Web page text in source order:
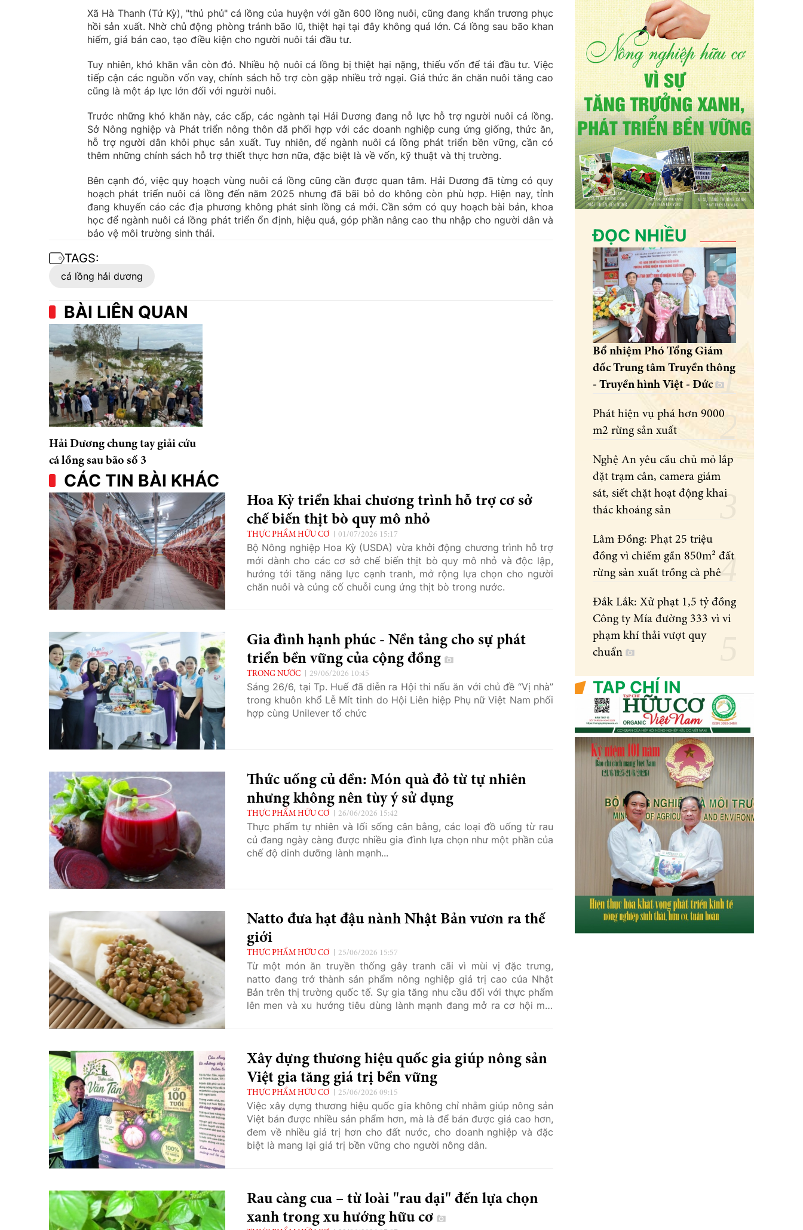
Xã Hà Thanh (Tứ Kỳ), "thủ phủ" cá lồng của huyện với gần 600 lồng nuôi, cũng đang khẩn trương phục
hồi sản xuất. Nhờ chủ động phòng tránh bão lũ, thiệt hại tại đây không quá lớn. Cá lồng sau bão khan
hiếm, giá bán cao, tạo điều kiện cho người nuôi tái đầu tư.
Tuy nhiên, khó khăn vẫn còn đó. Nhiều hộ nuôi cá lồng bị thiệt hại nặng, thiếu vốn để tái đầu tư. Việc
tiếp cận các nguồn vốn vay, chính sách hỗ trợ còn gặp nhiều trở ngại. Giá thức ăn chăn nuôi tăng cao
cũng là một áp lực lớn đối với người nuôi.
Trước những khó khăn này, các cấp, các ngành tại Hải Dương đang nỗ lực hỗ trợ người nuôi cá lồng.
Sở Nông nghiệp và Phát triển nông thôn đã phối hợp với các doanh nghiệp cung ứng giống, thức ăn,
hỗ trợ người dân khôi phục sản xuất. Tuy nhiên, để ngành nuôi cá lồng phát triển bền vững, cần có
thêm những chính sách hỗ trợ thiết thực hơn nữa, đặc biệt là về vốn, kỹ thuật và thị trường.
Bên cạnh đó, việc quy hoạch vùng nuôi cá lồng cũng cần được quan tâm. Hải Dương đã từng có quy
hoạch phát triển nuôi cá lồng đến năm 2025 nhưng đã bãi bỏ do không còn phù hợp. Hiện nay, tỉnh
đang khuyến cáo các địa phương không phát sinh lồng cá mới. Cần sớm có quy hoạch bài bản, khoa
học để ngành nuôi cá lồng phát triển ổn định, hiệu quả, góp phần nâng cao thu nhập cho người dân và
bảo vệ môi trường sinh thái.
TAGS:
cá lồng hải dương
BÀI LIÊN QUAN
Hải Dương chung tay giải cứu
cá lồng sau bão số 3
CÁC TIN BÀI KHÁC
Hoa Kỳ triển khai chương trình hỗ trợ cơ sở
chế biến thịt bò quy mô nhỏ
THỰC PHẨM HỮU CƠ 01/07/2026 15:17
Bộ Nông nghiệp Hoa Kỳ (USDA) vừa khởi động chương trình hỗ trợ
mới dành cho các cơ sở chế biến thịt bò quy mô nhỏ và độc lập,
hướng tới tăng năng lực cạnh tranh, mở rộng lựa chọn cho người
chăn nuôi và củng cố chuỗi cung ứng thịt bò trong nước.
Gia đình hạnh phúc - Nền tảng cho sự phát
triển bền vững của cộng đồng
TRONG NƯỚC 29/06/2026 10:45
Sáng 26/6, tại Tp. Huế đã diễn ra Hội thi nấu ăn với chủ đề “Vị nhà”
trong khuôn khổ Lễ Mít tinh do Hội Liên hiệp Phụ nữ Việt Nam phối
hợp cùng Unilever tổ chức
Thức uống củ dền: Món quà đỏ từ tự nhiên
nhưng không nên tùy ý sử dụng
THỰC PHẨM HỮU CƠ 26/06/2026 15:42
Thực phẩm tự nhiên và lối sống cân bằng, các loại đồ uống từ rau
củ đang ngày càng được nhiều gia đình lựa chọn như một phần của
chế độ dinh dưỡng lành mạnh...
Natto đưa hạt đậu nành Nhật Bản vươn ra thế
giới
THỰC PHẨM HỮU CƠ 25/06/2026 15:57
Từ một món ăn truyền thống gây tranh cãi vì mùi vị đặc trưng,
natto đang trở thành sản phẩm nông nghiệp giá trị cao của Nhật
Bản trên thị trường quốc tế. Sự gia tăng nhu cầu đối với thực phẩm
lên men và xu hướng tiêu dùng lành mạnh đang mở ra cơ hội mới
Xây dựng thương hiệu quốc gia giúp nông sản
Việt gia tăng giá trị bền vững
THỰC PHẨM HỮU CƠ 25/06/2026 09:15
Việc xây dựng thương hiệu quốc gia không chỉ nhằm giúp nông sản
Việt bán được nhiều sản phẩm hơn, mà là để bán được giá cao hơn,
đem về nhiều giá trị hơn cho đất nước, cho doanh nghiệp và đặc
biệt là mang lại giá trị bền vững cho người nông dân.
Rau càng cua – từ loài "rau dại" đến lựa chọn
xanh trong xu hướng hữu cơ
ĐỌC NHIỀU
Bổ nhiệm Phó Tổng Giám
đốc Trung tâm Truyền thông
- Truyền hình Việt - Đức
Phát hiện vụ phá hơn 9000
m2 rừng sản xuất
Nghệ An yêu cầu chủ mỏ lắp
đặt trạm cân, camera giám
sát, siết chặt hoạt động khai
thác khoáng sản
Lâm Đồng: Phạt 25 triệu
đồng vì chiếm gần 850m² đất
rừng sản xuất trồng cà phê
Đắk Lắk: Xử phạt 1,5 tỷ đồng
Công ty Mía đường 333 vì vi
phạm khí thải vượt quy
chuẩn
TẠP CHÍ IN